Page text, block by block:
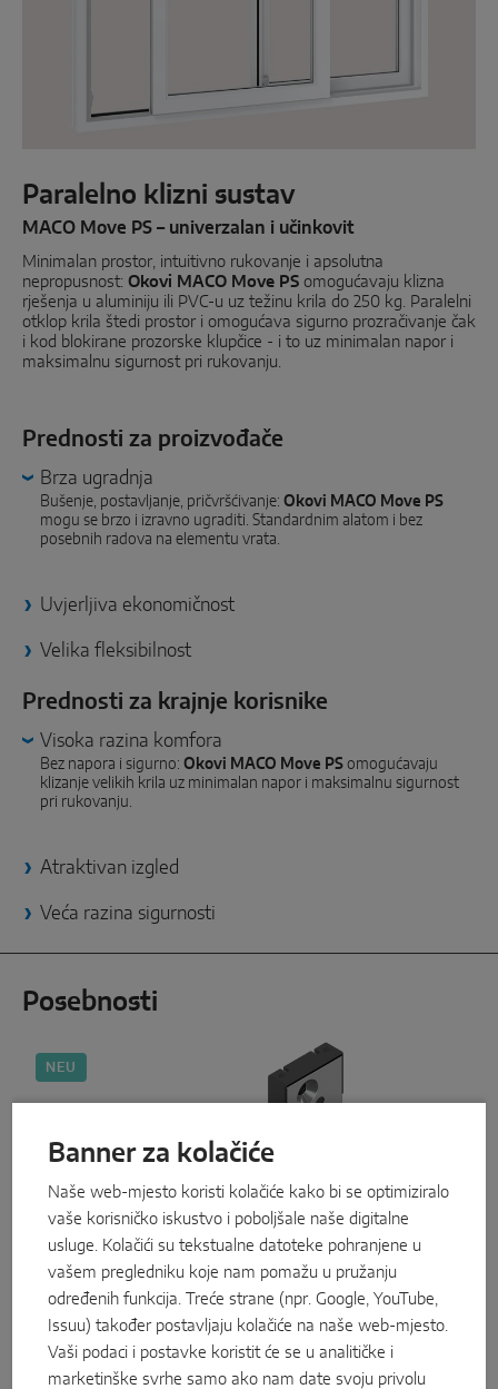
Instinct by MACO
MACO Protect M-TS
MACO Protect A-TS
S pogonom putem kvake
Komponente sustava
PAMETNA RJEŠENJA ZA SENZORE
MACO Tronic
Digitalni servis
Normiranje
Paralelno klizni sustav
MACO Move PS – univerzalan i učinkovit
Minimalan prostor, intuitivno rukovanje i apsolutna
nepropusnost: Okovi MACO Move PS omogućavaju klizna
rješenja u aluminiju ili PVC-u uz težinu krila do 250 kg. Paralelni
otklop krila štedi prostor i omogućava sigurno prozračivanje čak
i kod blokirane prozorske klupčice - i to uz minimalan napor i
maksimalnu sigurnost pri rukovanju.
Prednosti za proizvođače
Brza ugradnja
Bušenje, postavljanje, pričvršćivanje: Okovi MACO Move PS
mogu se brzo i izravno ugraditi. Standardnim alatom i bez
posebnih radova na elementu vrata.
Uvjerljiva ekonomičnost
Velika fleksibilnost
Prednosti za krajnje korisnike
Visoka razina komfora
Bez napora i sigurno: Okovi MACO Move PS omogućavaju
klizanje velikih krila uz minimalan napor i maksimalnu sigurnost
pri rukovanju.
Atraktivan izgled
Veća razina sigurnosti
Posebnosti
NEU
Banner za kolačiće
Naše web-mjesto koristi kolačiće kako bi se optimiziralo
vaše korisničko iskustvo i poboljšale naše digitalne
usluge. Kolačići su tekstualne datoteke pohranjene u
vašem pregledniku koje nam pomažu u pružanju
određenih funkcija. Treće strane (npr. Google, YouTube,
Issuu) također postavljaju kolačiće na naše web-mjesto.
Vaši podaci i postavke koristit će se u analitičke i
marketinške svrhe samo ako nam date svoju privolu